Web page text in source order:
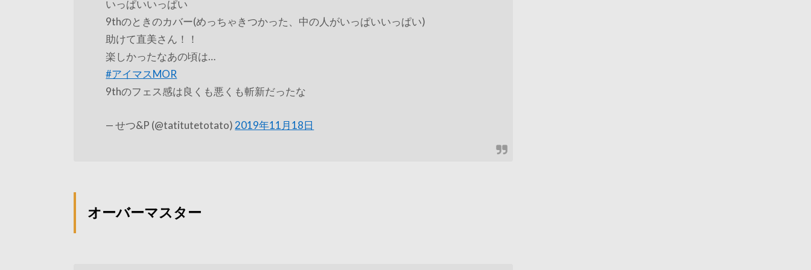
いっぱいいっぱい
9thのときのカバー(めっちゃきつかった、中の人がいっぱいいっぱい)
助けて直美さん！！
楽しかったなあの頃は…
#アイマスMOR
9thのフェス感は良くも悪くも斬新だったな
— せつ&P (@tatitutetotato) 2019年11月18日
オーバーマスター